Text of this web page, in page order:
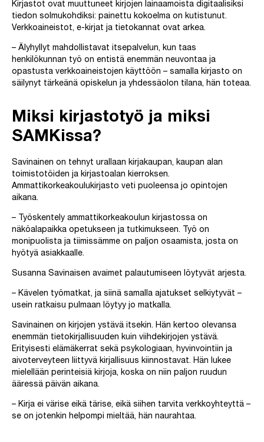
Kirjastot ovat muuttuneet kirjojen lainaamoista digitaalisiksi
tiedon solmukohdiksi: painettu kokoelma on kutistunut.
Verkkoaineistot, e-kirjat ja tietokannat ovat arkea.
– Älyhyllyt mahdollistavat itsepalvelun, kun taas
henkilökunnan työ on entistä enemmän neuvontaa ja
opastusta verkkoaineistojen käyttöön – samalla kirjasto on
säilynyt tärkeänä opiskelun ja yhdessäolon tilana, hän toteaa.
Miksi kirjastotyö ja miksi
SAMKissa?
Savinainen on tehnyt urallaan kirjakaupan, kaupan alan
toimistotöiden ja kirjastoalan kierroksen.
Ammattikorkeakoulukirjasto veti puoleensa jo opintojen
aikana.
– Työskentely ammattikorkeakoulun kirjastossa on
näköalapaikka opetukseen ja tutkimukseen. Työ on
monipuolista ja tiimissämme on paljon osaamista, josta on
hyötyä asiakkaalle.
Susanna Savinaisen avaimet palautumiseen löytyvät arjesta.
– Kävelen työmatkat, ja siinä samalla ajatukset selkiytyvät –
usein ratkaisu pulmaan löytyy jo matkalla.
Savinainen on kirjojen ystävä itsekin. Hän kertoo olevansa
enemmän tietokirjallisuuden kuin viihdekirjojen ystävä.
Erityisesti elämäkerrat sekä psykologiaan, hyvinvointiin ja
aivoterveyteen liittyvä kirjallisuus kiinnostavat. Hän lukee
mielellään perinteisiä kirjoja, koska on niin paljon ruudun
ääressä päivän aikana.
– Kirja ei värise eikä tärise, eikä siihen tarvita verkkoyhteyttä –
se on jotenkin helpompi mieltää, hän naurahtaa.